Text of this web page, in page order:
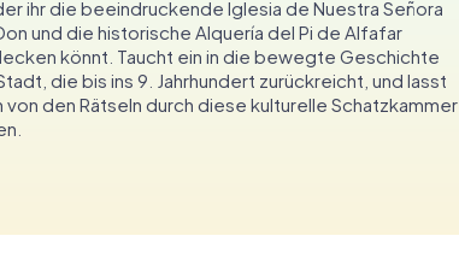
ihr die beeindruckende Iglesia de Nuestra Señora
und die historische Alquería del Pi de Alfafar
könnt. Taucht ein in die bewegte Geschichte
die bis ins 9. Jahrhundert zurückreicht, und lasst
von den Rätseln durch diese kulturelle Schatzkammer